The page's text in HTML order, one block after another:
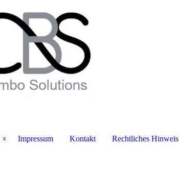
Impressum Kontakt Rechtliches Hinweis